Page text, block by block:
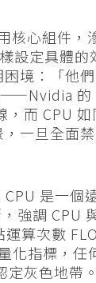
心組件，
設定具體的
境：「他們
——Nvidia 的
而 CPU 如
一旦全面
是一個
強調 CPU
算次數
化指標，任
灰色地帶。